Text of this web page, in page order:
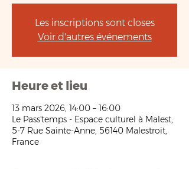
Les inscriptions sont closes
Voir d'autres événements
Heure et lieu
13 mars 2026, 14:00 – 16:00
Le Pass'temps - Espace culturel à Malest,
5-7 Rue Sainte-Anne, 56140 Malestroit,
France